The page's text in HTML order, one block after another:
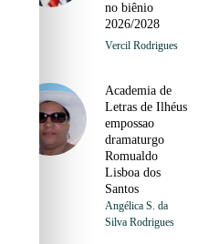
no biênio
2026/2028
Vercil Rodrigues
Academia de
Letras de Ilhéus
empossao
dramaturgo
Romualdo
Lisboa dos
Santos
Angélica S. da
Silva Rodrigues